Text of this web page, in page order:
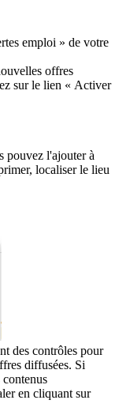
emploi » de votre
offres
sur le lien « Activer
pouvez l'ajouter à
localiser le lieu
des contrôles pour
diffusées. Si
contenus
en cliquant sur